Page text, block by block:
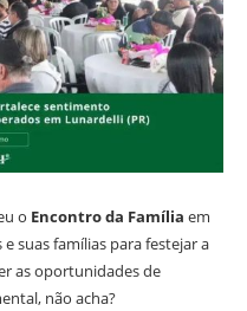
o Encontro da Família em
suas famílias para festejar a
as oportunidades de
não acha?